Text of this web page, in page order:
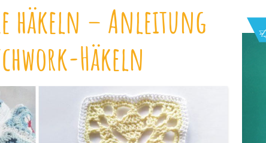
häkeln – Anleitung
Häkeln